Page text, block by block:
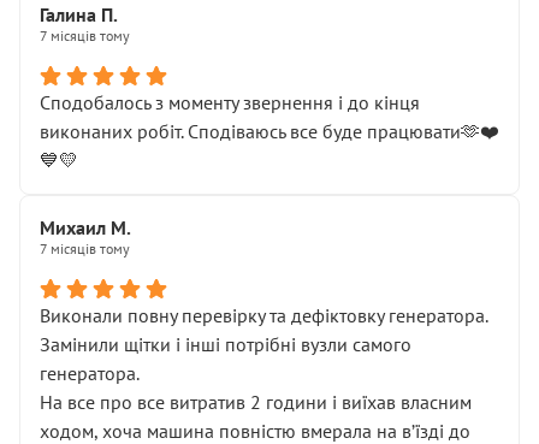
Галина П.
7 місяців тому
Сподобалось з моменту звернення і до кінця
виконаних робіт. Сподіваюсь все буде працювати🫶❤️
💙💛
Михаил М.
7 місяців тому
Виконали повну перевірку та дефіктовку генератора.
Замінили щітки і інші потрібні вузли самого
генератора.
На все про все витратив 2 години і виїхав власним
ходом, хоча машина повністю вмерала на вʼїзді до